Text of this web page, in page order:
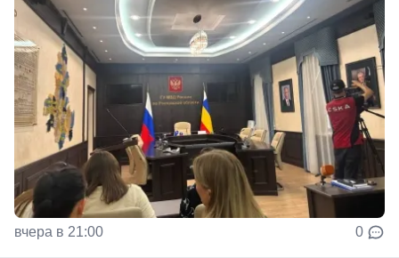
вчера в 21:00 0